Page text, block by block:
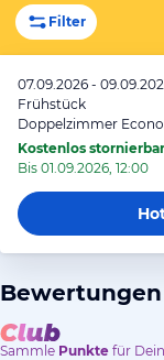
Filter
07.09.2026 -
Frühstück
Doppelzimmer
Kostenlos stornierbar
Bis 01.09.2026, 12:00
Bewertungen
Sammle Punkte für